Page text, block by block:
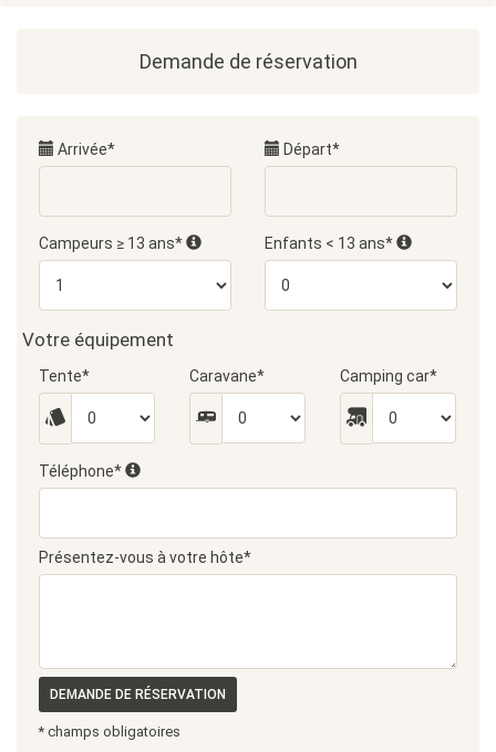
Demande de réservation
Arrivée* Départ*
Campeurs ≥ 13 ans* Enfants < 13 ans*
Votre équipement
Tente* Caravane* Camping car*
Téléphone*
Présentez-vous à votre hôte*
DEMANDE DE RÉSERVATION
* champs obligatoires